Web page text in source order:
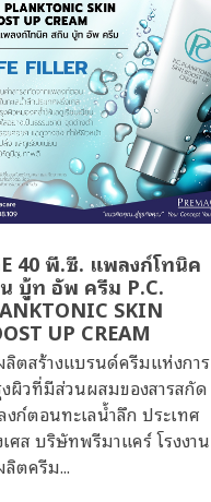
40 พี.ซี. แพลงก์โทนิค
บู้ท อัพ ครีม P.C.
SKIN
UP CREAM
ตสร้างแบรนด์ครีมแห่งการ
ผิวที่มีส่วนผสมของสารสกัด
ก์ตอนทะเลน้ำลึก ประเทศ
ศส บริษัทพรีมาแคร์ โรงงาน
ตครีม...